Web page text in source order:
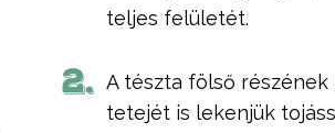
teljes felületét.
2. A tészta fölső
tetejét is lekenjük